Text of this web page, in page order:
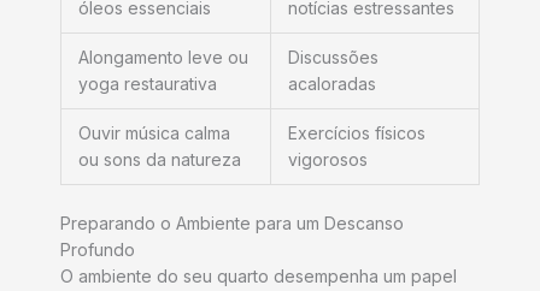
óleos essenciais
notícias estressantes
Alongamento leve ou
yoga restaurativa
Discussões
acaloradas
Ouvir música calma
ou sons da natureza
Exercícios físicos
vigorosos
Preparando o Ambiente para um Descanso
Profundo
O ambiente do seu quarto desempenha um papel